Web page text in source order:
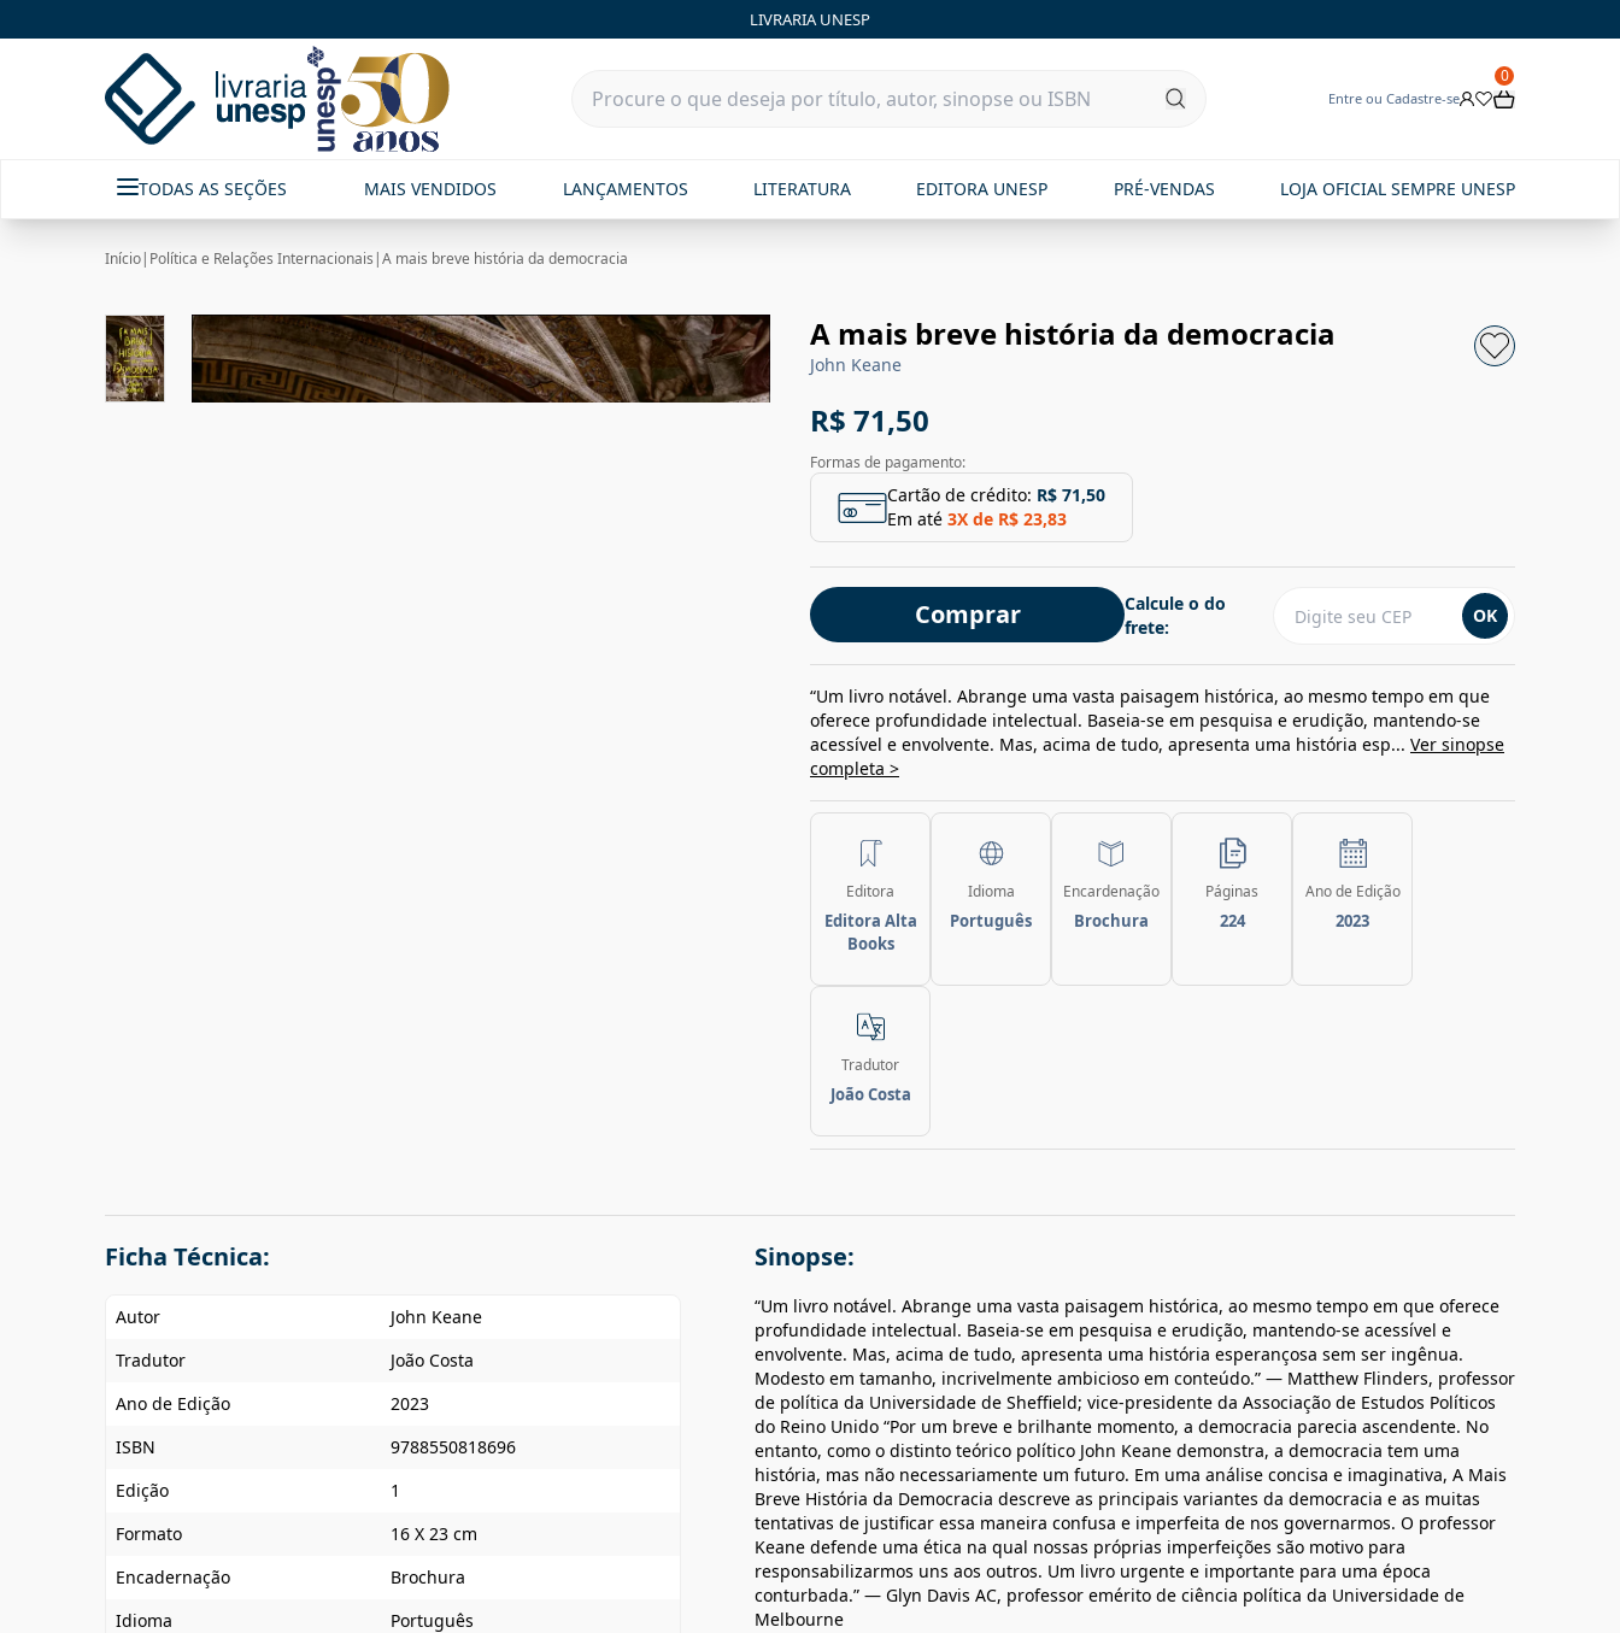
LIVRARIA UNESP
Entre ou Cadastre-se
0
TODAS AS SEÇÕES MAIS VENDIDOS LANÇAMENTOS LITERATURA EDITORA UNESP PRÉ-VENDAS LOJA OFICIAL SEMPRE UNESP
Início| Política e Relações Internacionais |A mais breve história da democracia
A mais breve história da democracia
John Keane
R$ 71,50
Formas de pagamento:
Cartão de crédito: R$ 71,50
Em até 3X de R$ 23,83
Comprar
Calcule o do
frete:
OK
“Um livro notável. Abrange uma vasta paisagem histórica, ao mesmo tempo em que
oferece profundidade intelectual. Baseia-se em pesquisa e erudição, mantendo-se
acessível e envolvente. Mas, acima de tudo, apresenta uma história esp... Ver sinopse
completa >
Editora
Editora Alta
Books
Idioma
Português
Encardenação
Brochura
Páginas
224
Ano de Edição
2023
Tradutor
João Costa
Ficha Técnica:
Autor
John Keane
Tradutor
João Costa
Ano de Edição
2023
ISBN
9788550818696
Edição
1
Formato
16 X 23 cm
Encadernação
Brochura
Idioma
Português
Sinopse:
“Um livro notável. Abrange uma vasta paisagem histórica, ao mesmo tempo em que oferece
profundidade intelectual. Baseia-se em pesquisa e erudição, mantendo-se acessível e
envolvente. Mas, acima de tudo, apresenta uma história esperançosa sem ser ingênua.
Modesto em tamanho, incrivelmente ambicioso em conteúdo.” — Matthew Flinders, professor
de política da Universidade de Sheffield; vice-presidente da Associação de Estudos Políticos
do Reino Unido “Por um breve e brilhante momento, a democracia parecia ascendente. No
entanto, como o distinto teórico político John Keane demonstra, a democracia tem uma
história, mas não necessariamente um futuro. Em uma análise concisa e imaginativa, A Mais
Breve História da Democracia descreve as principais variantes da democracia e as muitas
tentativas de justificar essa maneira confusa e imperfeita de nos governarmos. O professor
Keane defende uma ética na qual nossas próprias imperfeições são motivo para
responsabilizarmos uns aos outros. Um livro urgente e importante para uma época
conturbada.” — Glyn Davis AC, professor emérito de ciência política da Universidade de
Melbourne